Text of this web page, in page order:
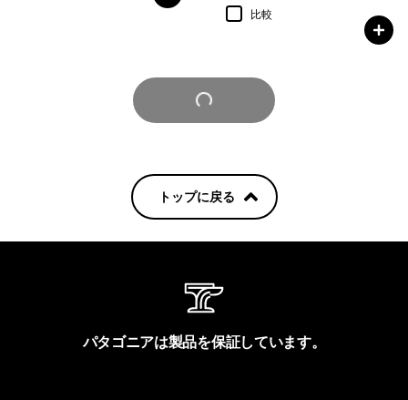
比較
さらに見る
トップに戻る
パタゴニアは製品を保証しています。